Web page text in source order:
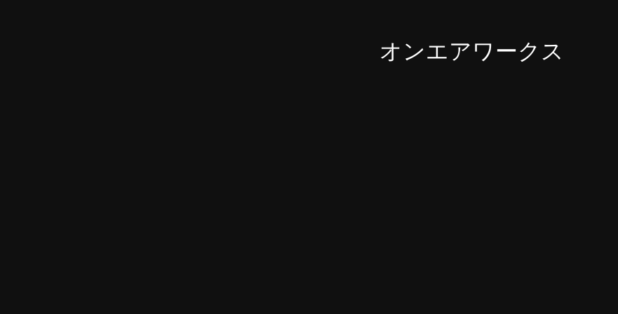
オンエアワークス